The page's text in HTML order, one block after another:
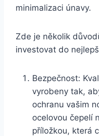
minimalizaci ⁢únavy.
Zde je několik
investovat do
Bezpečnost:
vyrobeny tak,
ochranu ⁢vašim
ocelovou čepelí
příložkou, která‍